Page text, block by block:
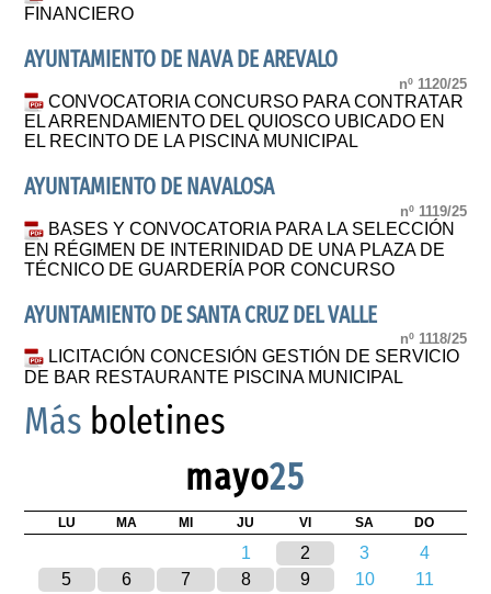
FINANCIERO
AYUNTAMIENTO DE NAVA DE AREVALO
nº 1120/25
CONVOCATORIA CONCURSO PARA CONTRATAR
EL ARRENDAMIENTO DEL QUIOSCO UBICADO EN
EL RECINTO DE LA PISCINA MUNICIPAL
AYUNTAMIENTO DE NAVALOSA
nº 1119/25
BASES Y CONVOCATORIA PARA LA SELECCIÓN
EN RÉGIMEN DE INTERINIDAD DE UNA PLAZA DE
TÉCNICO DE GUARDERÍA POR CONCURSO
AYUNTAMIENTO DE SANTA CRUZ DEL VALLE
nº 1118/25
LICITACIÓN CONCESIÓN GESTIÓN DE SERVICIO
DE BAR RESTAURANTE PISCINA MUNICIPAL
Más boletines
mayo25
LU MA MI JU VI SA DO
1 2 3
4
5
6 7 8 9 10
11